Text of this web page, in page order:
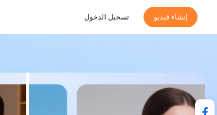
تسجيل الدخول إنشاء فيديو